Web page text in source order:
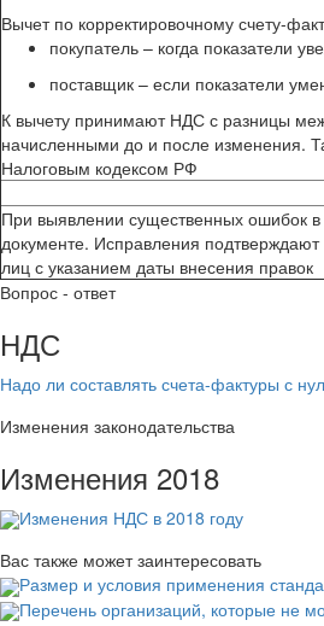
Вычет по корректировочному счету-
покупатель – когда показатели
поставщик – если показатели
К вычету принимают НДС с разницы
начисленными до и после изменения.
Налоговым кодексом РФ
При выявлении существенных ошибок
документе. Исправления
лиц с указанием даты внесения правок
Вопрос - ответ
НДС
Надо ли составлять счета-фактуры
Изменения законодательства
Изменения 2018
Изменения НДС в 2018 году
Вас также может заинтересовать
Размер и условия применения
Перечень организаций, которые не